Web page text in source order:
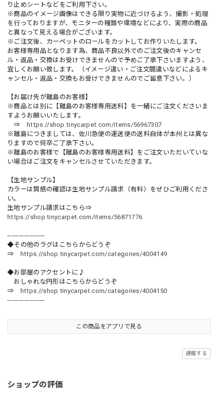
り止めシートなどをご利用下さい。
※商品のイメージ画像はできる限り実物に近づけるよう、撮影・処理
を行っておりますが、モニターの種類や環境などにより、実際の商品
と異なって見える場合がございます。
※ご注文後、カーペットのロールをカットしてお作りいたします。
お客様専用品となります為、商品不良以外でのご注文後のキャンセ
ル・返品・交換はお受けできませんので予めご了承下さいますよう、
宜しくお願い致します。（イメージ違い・ご注文間違いなどによるキ
ャンセル・返品・交換もお受けできませんのでご留意下さい。）
【お届け先が離島のお客様】
※商品とは別に【離島のお客様専用送料】を一緒にご注文くださいま
すようお願いいたします。
⇒ https://shop.tinycarpet.com/items/56967307
※離島につきましては、佐川急便の運送便の送料自体が本州とは異な
りますので何卒ご了承下さい。
※離島のお客様で【離島のお客様専用送料】をご注文いただいていな
い場合はご注文をキャンセルさせていただきます。
【生地サンプル】
カラーは質感の確認は生地サンプル請求（有料）をぜひご利用くださ
い。
生地サンプル請求はこちら⇒
https://shop.tinycarpet.com/items/56871776
------------------
◆その他のラグはこちらからどうぞ
⇒ https://shop.tinycarpet.com/categories/4004149
◆お部屋のアクセントに♪
おしゃれな円形はこちらからどうぞ
⇒ https://shop.tinycarpet.com/categories/4004150
------------------
この商品をアプリで見る
通報する
ショップの評価